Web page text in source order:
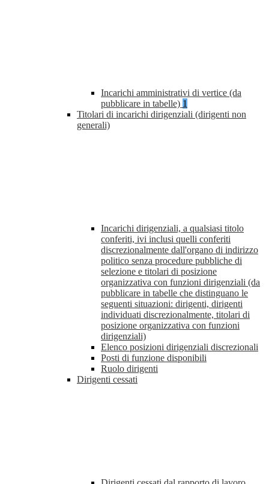
Incarichi amministrativi di vertice (da
pubblicare in tabelle) 1
Titolari di incarichi dirigenziali (dirigenti non
generali)
Incarichi dirigenziali, a qualsiasi titolo
conferiti, ivi inclusi quelli conferiti
discrezionalmente dall'organo di indirizzo
politico senza procedure pubbliche di
selezione e titolari di posizione
organizzativa con funzioni dirigenziali (da
pubblicare in tabelle che distinguano le
seguenti situazioni: dirigenti, dirigenti
individuati discrezionalmente, titolari di
posizione organizzativa con funzioni
dirigenziali)
Elenco posizioni dirigenziali discrezionali
Posti di funzione disponibili
Ruolo dirigenti
Dirigenti cessati